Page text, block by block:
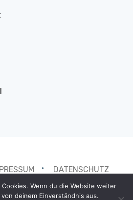
DATENSCHUTZ
Wenn du die Website weiter
deinem Einverständnis aus.